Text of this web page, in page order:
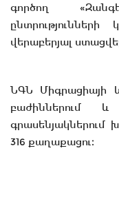
գործող
վերաբերյալ
ՆԳՆ Միգրացիայի
բաժիններում
գրասենյակներում
316 քաղաքացու։